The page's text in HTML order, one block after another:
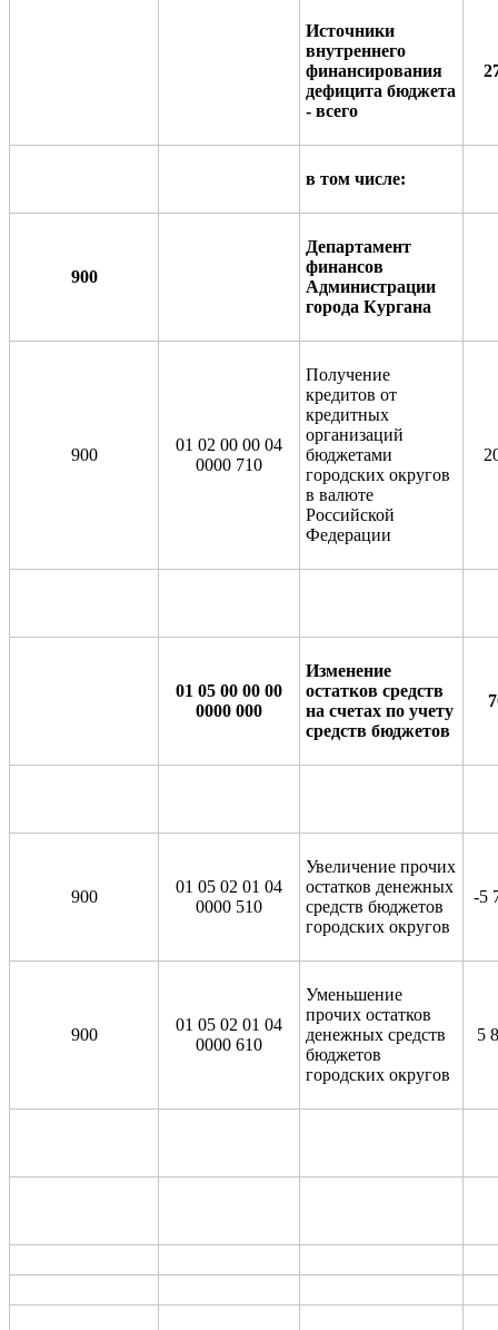
Источники
внутреннего
финансирования
дефицита бюджета
- всего
в том числе:
900
Департамент
финансов
Администрации
города Кургана
900
01 02 00 00 04
0000 710
Получение
кредитов от
кредитных
организаций
бюджетами
городских округов
в валюте
Российской
Федерации
01 05 00 00 00
0000 000
Изменение
остатков средств
на счетах по учету
средств бюджетов
900
01 05 02 01 04
0000 510
Увеличение прочих
остатков денежных
средств бюджетов
городских округов
-5
900
01 05 02 01 04
0000 610
Уменьшение
прочих остатков
денежных средств
бюджетов
городских округов
5